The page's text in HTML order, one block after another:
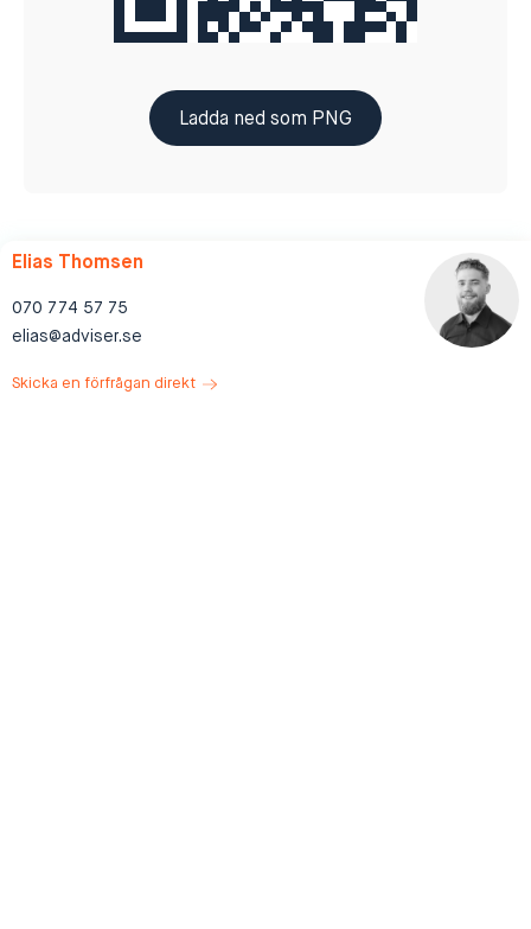
Ladda ned som PNG
Skicka en förfrågan direkt
Elias Thomsen
070 774 57 75
elias@adviser.se